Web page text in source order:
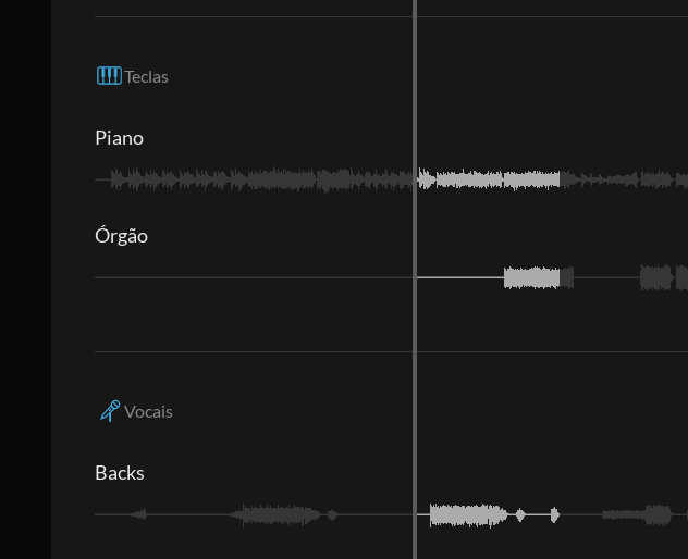
Teclas
Piano
Órgão
Vocais
Backs